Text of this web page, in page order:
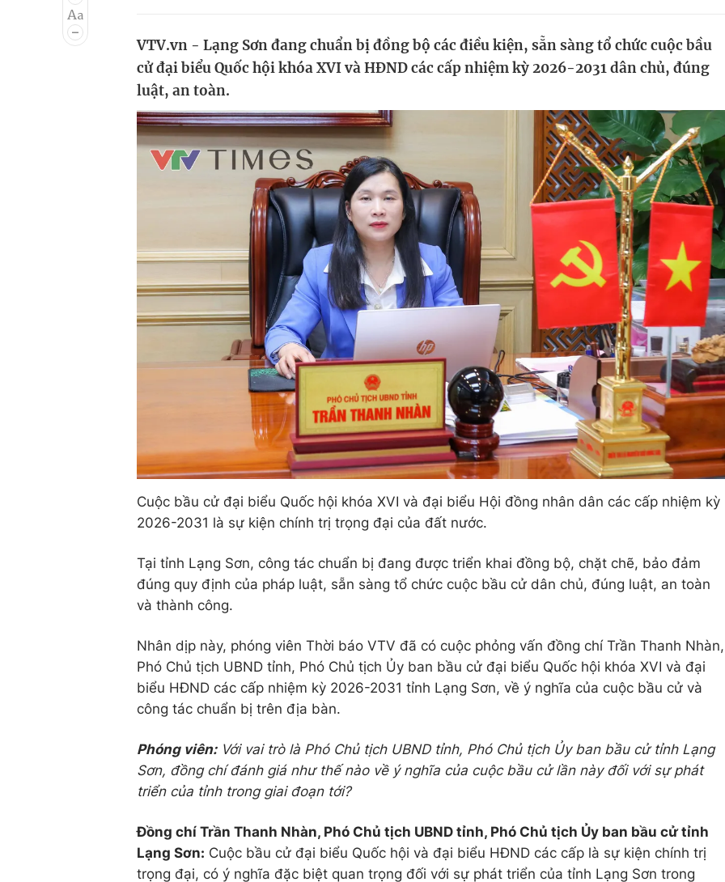
Âm nhạc
Chất lượng cuộc sống
Thị trường
VTV.vn - Lạng Sơn đang chuẩn bị đồng bộ các điều kiện, sẵn sàng tổ chức cuộc bầu
cử đại biểu Quốc hội khóa XVI và HĐND các cấp nhiệm kỳ 2026-2031 dân chủ, đúng
luật, an toàn.
Cuộc bầu cử đại biểu Quốc hội khóa XVI và đại biểu Hội đồng nhân dân các cấp nhiệm kỳ
2026-2031 là sự kiện chính trị trọng đại của đất nước.
Tại tỉnh Lạng Sơn, công tác chuẩn bị đang được triển khai đồng bộ, chặt chẽ, bảo đảm
đúng quy định của pháp luật, sẵn sàng tổ chức cuộc bầu cử dân chủ, đúng luật, an toàn
và thành công.
Nhân dịp này, phóng viên Thời báo VTV đã có cuộc phỏng vấn đồng chí Trần Thanh Nhàn,
Phó Chủ tịch UBND tỉnh, Phó Chủ tịch Ủy ban bầu cử đại biểu Quốc hội khóa XVI và đại
biểu HĐND các cấp nhiệm kỳ 2026-2031 tỉnh Lạng Sơn, về ý nghĩa của cuộc bầu cử và
công tác chuẩn bị trên địa bàn.
Phóng viên:Với vai trò là Phó Chủ tịch UBND tỉnh, Phó Chủ tịch Ủy ban bầu cử tỉnh Lạng
Sơn, đồng chí đánh giá như thế nào về ý nghĩa của cuộc bầu cử lần này đối với sự phát
triển của tỉnh trong giai đoạn tới?
Đồng chí Trần Thanh Nhàn, Phó Chủ tịch UBND tỉnh, Phó Chủ tịch Ủy ban bầu cửtỉnh
Lạng Sơn: Cuộc bầu cử đại biểu Quốc hội và đại biểu HĐND các cấp là sự kiện chính trị
trọng đại, có ý nghĩa đặc biệt quan trọng đối với sự phát triển của tỉnh Lạng Sơn trong